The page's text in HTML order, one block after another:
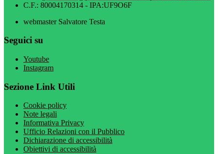
C.F.: 80004170314 - IPA:UF9O6F
webmaster Salvatore Testa
Seguici su
Youtube
Instagram
Sezione Link Utili
Cookie policy
Note legali
Informativa Privacy
Ufficio Relazioni con il Pubblico
Dichiarazione di accessibilità
Obiettivi di accessibilità